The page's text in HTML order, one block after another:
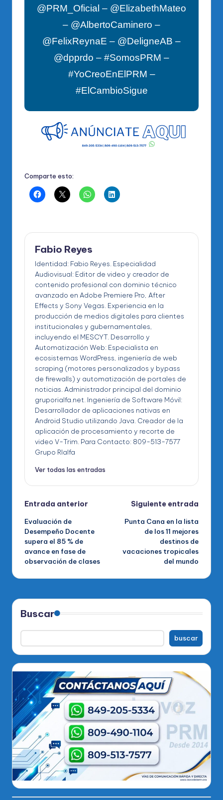
@PRM_Oficial – @ElizabethMateo
– @AlbertoCaminero –
@FelixReynaE – @DeligneAB –
@dpprdo – #SomosPRM –
#YoCreoEnElPRM –
#ElCambioSigue
Comparte esto:
Fabio Reyes
Identidad: Fabio Reyes. Especialidad
Audiovisual: Editor de video y creador de
contenido profesional con dominio técnico
avanzado en Adobe Premiere Pro, After
Effects y Sony Vegas. Experiencia en la
producción de medios digitales para clientes
institucionales y gubernamentales,
incluyendo el MESCYT. Desarrollo y
Automatización Web: Especialista en
ecosistemas WordPress, ingeniería de web
scraping (motores personalizados y bypass
de firewalls) y automatización de portales de
noticias. Administrador principal del dominio
gruporialfa.net. Ingeniería de Software Móvil:
Desarrollador de aplicaciones nativas en
Android Studio utilizando Java. Creador de la
aplicación de procesamiento y recorte de
video V-Trim. Para Contacto: 809-513-7577
Grupo RIalfa
Ver todas las entradas
Navegación
de
entradas
Entrada anterior
Evaluación de
Desempeño Docente
supera el 85 % de
avance en fase de
observación de clases
Siguiente entrada
Punta Cana en la lista
de los 11 mejores
destinos de
vacaciones tropicales
del mundo
Buscar
buscar